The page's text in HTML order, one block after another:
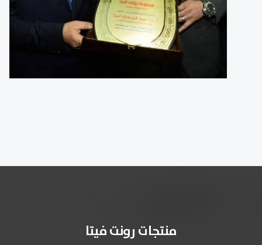
منتجات رونت فيتا